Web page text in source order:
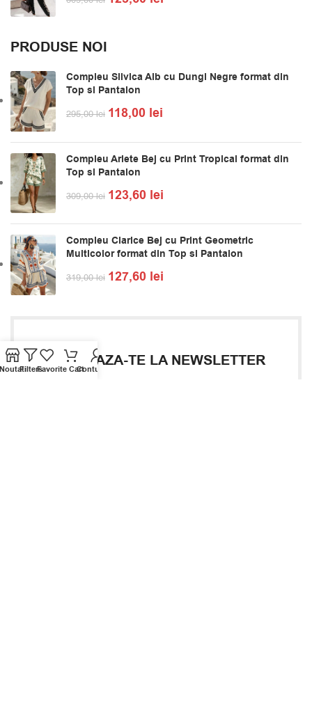
PRODUSE NOI
Compleu Silvica Alb cu Dungi Negre format din
Top si Pantalon
295,00lei 118,00 lei
Compleu Arlete Bej cu Print Tropical format din
Top si Pantalon
309,00lei 123,60 lei
Compleu Clarice Bej cu Print Geometric
Multicolor format din Top si Pantalon
319,00lei 127,60 lei
ABONEAZA-TE LA NEWSLETTER
FiltersFavorite CartContul Meu